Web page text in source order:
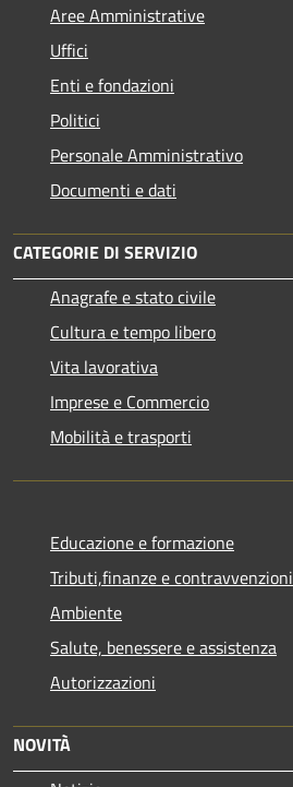
Aree Amministrative
Uffici
Enti e fondazioni
Politici
Personale Amministrativo
Documenti e dati
CATEGORIE DI SERVIZIO
Anagrafe e stato civile
Cultura e tempo libero
Vita lavorativa
Imprese e Commercio
Mobilità e trasporti
Educazione e formazione
Tributi,finanze e contravvenzioni
Ambiente
Salute, benessere e assistenza
Autorizzazioni
NOVITÀ